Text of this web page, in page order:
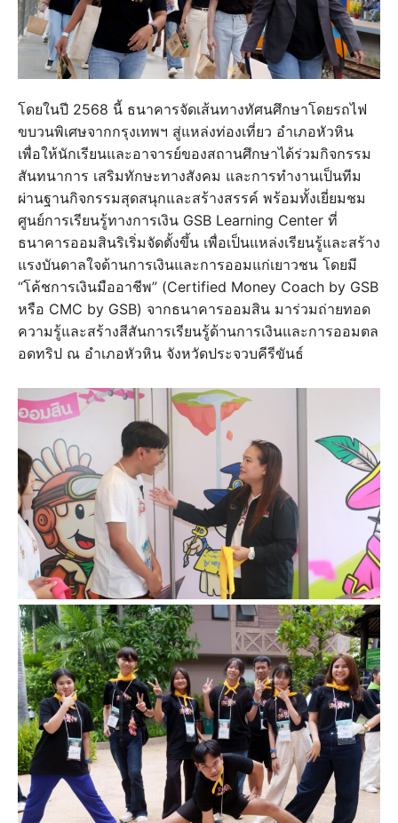
โดยในปี 2568 นี้ ธนาคารจัดเส้นทางทัศนศึกษาโดยรถไฟ
ขบวนพิเศษจากกรุงเทพฯ สู่แหล่งท่องเที่ยว อำเภอหัวหิน
เพื่อให้นักเรียนและอาจารย์ของสถานศึกษาได้ร่วมกิจกรรม
สันทนาการ เสริมทักษะทางสังคม และการทำงานเป็นทีม
ผ่านฐานกิจกรรมสุดสนุกและสร้างสรรค์ พร้อมทั้งเยี่ยมชม
ศูนย์การเรียนรู้ทางการเงิน GSB Learning Center ที่
ธนาคารออมสินริเริ่มจัดตั้งขึ้น เพื่อเป็นแหล่งเรียนรู้และสร้าง
แรงบันดาลใจด้านการเงินและการออมแก่เยาวชน โดยมี
“โค้ชการเงินมืออาชีพ” (Certified Money Coach by GSB
หรือ CMC by GSB) จากธนาคารออมสิน มาร่วมถ่ายทอด
ความรู้และสร้างสีสันการเรียนรู้ด้านการเงินและการออมตล
อดทริป ณ อำเภอหัวหิน จังหวัดประจวบคีรีขันธ์